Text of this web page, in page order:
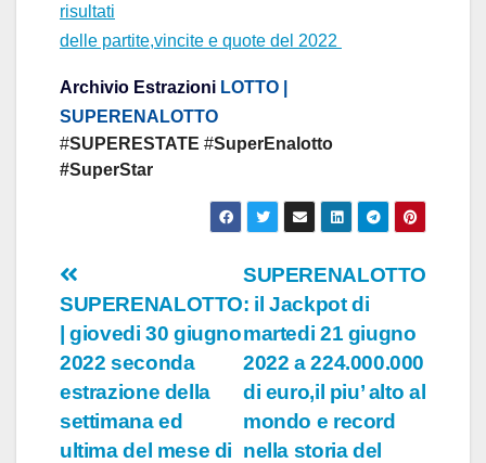
risultati
delle partite,vincite e quote del 2022
Archivio Estrazioni LOTTO |
SUPERENALOTTO
#SUPERESTATE #SuperEnalotto
#SuperStar
Navigazione
articoli
SUPERENALOTTO
: il Jackpot di
martedi 21 giugno
2022 a 224.000.000
di euro,il piu’ alto al
mondo e record
nella storia del
SUPERENALOTTO
| giovedi 30 giugno
2022 seconda
estrazione della
settimana ed
ultima del mese di